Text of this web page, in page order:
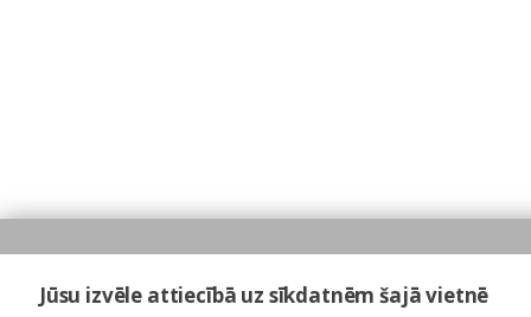
Jūsu izvēle attiecībā uz sīkdatnēm šajā vietnē